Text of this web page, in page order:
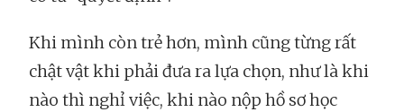
Khi mình còn trẻ hơn, mình cũng từng rất
chật vật khi phải đưa ra lựa chọn, như là khi
nào thì nghỉ việc, khi nào nộp hồ sơ học